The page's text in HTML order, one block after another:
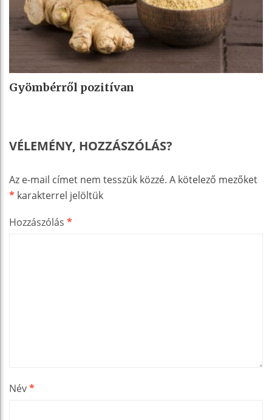
Gyömbérről pozitívan
VÉLEMÉNY, HOZZÁSZÓLÁS?
Az e-mail címet nem tesszük közzé. A kötelező mezőket
* karakterrel jelöltük
Hozzászólás *
Név*